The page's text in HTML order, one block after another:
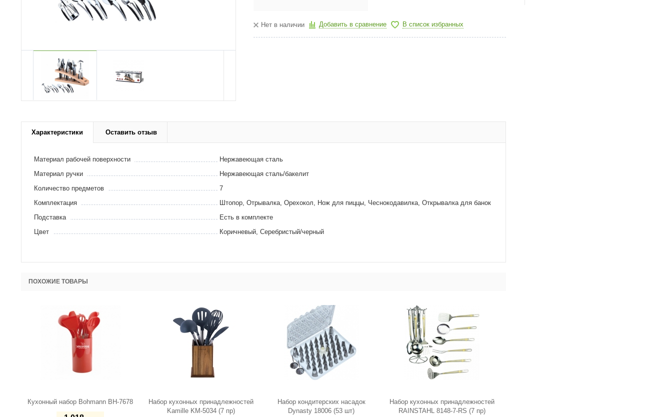
Нет в наличии Добавить в сравнение В список избранных
Характеристики Оставить отзыв
Материал рабочей поверхности
Нержавеющая сталь
Материал ручки
Нержавеющая сталь/бакелит
Количество предметов
7
Комплектация
Штопор, Отрывалка, Орехокол, Нож для пиццы, Чеснокодавилка, Открывалка для банок
Подставка
Есть в комплекте
Цвет
Коричневый, Серебристый/черный
ПОХОЖИЕ ТОВАРЫ
Кухонный набор Bohmann BH-7678
Набор кухонных принадлежностей
Kamille KM-5034 (7 пр)
Набор кондитерских насадок
Dynasty 18006 (53 шт)
Набор кухонных принадлежностей
RAINSTAHL 8148-7-RS (7 пр)